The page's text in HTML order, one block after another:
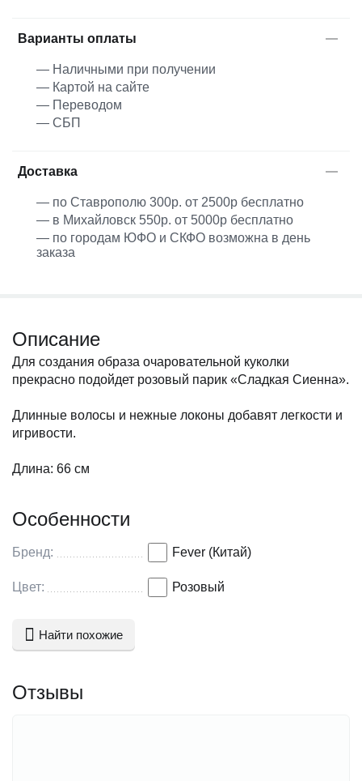
Варианты оплаты
— Наличными при получении
— Картой на сайте
— Переводом
— СБП
Доставка
— по Ставрополю 300р. от 2500р бесплатно
— в Михайловск 550р. от 5000р бесплатно
— по городам ЮФО и СКФО возможна в день
заказа
Описание
Для создания образа очаровательной куколки
прекрасно подойдет розовый парик «Сладкая Сиенна».
Длинные волосы и нежные локоны добавят легкости и
игривости.
Длина: 66 см
Особенности
Бренд: Fever (Китай)
Цвет: Розовый
Найти похожие
Отзывы